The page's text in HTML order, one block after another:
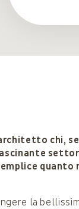
chi,
la